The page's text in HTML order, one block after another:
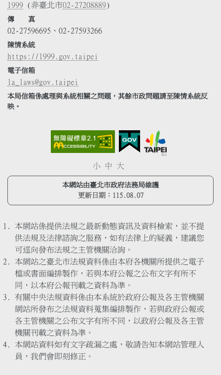
1999 (非臺北市02-27208889)
傳 真
02-27596695、02-27593266
陳情系統
https://1999.gov.taipei
電子信箱
la_laws@gov.taipei
本局信箱係處理與系統相關之問題，其餘市政問題請至陳情系統反
映。
小 中 大
本網站由臺北市政府法務局維護
更新日期： 115.08.07
本網站係提供法規之最新動態資訊及資料檢索，並不提
供法規及法律諮詢之服務，如有法律上的疑義，建議您
可逕向發布法規之主管機關洽詢。
本網站之臺北市法規資料係由本府各機關所提供之電子
檔或書面編排製作，若與本府公報之公布文字有所不
同，以本府公報刊載之資料為準。
有關中央法規資料係由本系統於政府公報及各主管機關
網站所發布之法規資料蒐集編排製作，若與政府公報或
各主管機關之公布文字有所不同，以政府公報及各主管
機關刊載之資料為準。
本網站資料如有文字疏漏之處，敬請告知本網站管理人
員，我們會即刻修正。